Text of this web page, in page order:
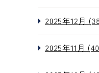
2025年12月
2025年11月